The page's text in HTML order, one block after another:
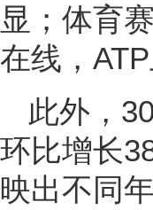
显；体育
在线，
此外，
环比增长
映出不同